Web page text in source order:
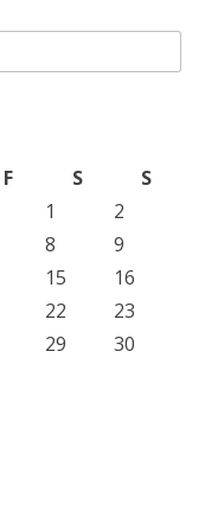
F S
S
1
2
8
9
15
16
22
23
29
30